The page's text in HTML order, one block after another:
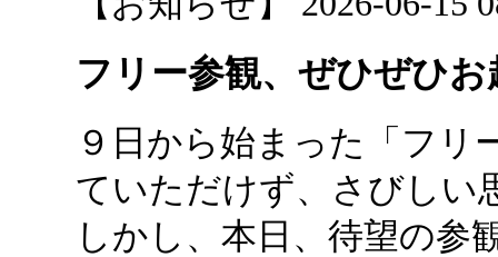
フリー参観、ぜひぜひ
９日から始まった「フリ
ていただけず、さびしい
しかし、本日、待望の参